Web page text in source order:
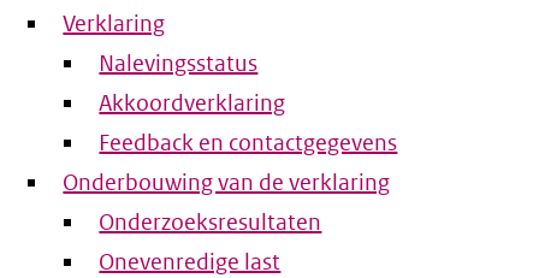
Verklaring
Nalevingsstatus
Akkoordverklaring
Feedback en contactgegevens
Onderbouwing van de verklaring
Onderzoeksresultaten
Onevenredige last